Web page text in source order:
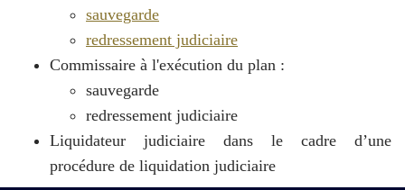
sauvegarde
redressement judiciaire
Commissaire à l'exécution du plan :
sauvegarde
redressement judiciaire
Liquidateur judiciaire dans le cadre d’une
procédure de liquidation judiciaire